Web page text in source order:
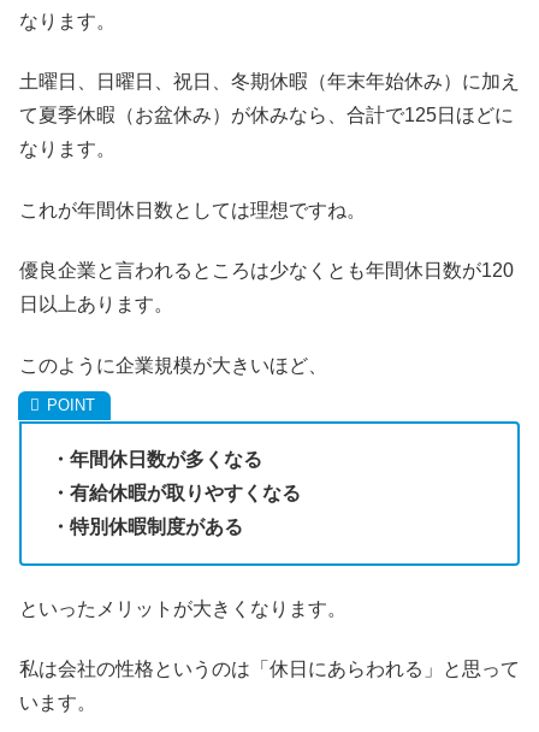
なります。
土曜日、日曜日、祝日、冬期休暇（年末年始休み）に加え
て夏季休暇（お盆休み）が休みなら、合計で125日ほどに
なります。
これが年間休日数としては理想ですね。
優良企業と言われるところは少なくとも年間休日数が120
日以上あります。
このように企業規模が大きいほど、
・年間休日数が多くなる
・有給休暇が取りやすくなる
・特別休暇制度がある
といったメリットが大きくなります。
私は会社の性格というのは「休日にあらわれる」と思って
います。